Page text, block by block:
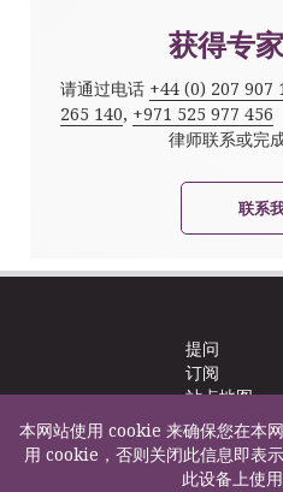
获得专
请通过电话 +44 (0) 207 907
265 140, +971 525 977 456
律师联系或完
联系
提问
订阅
站点地图
新闻
联系我们
本网站使用 cookie 来确保您在本
用 cookie，否则关闭此信息即表
此设备上使